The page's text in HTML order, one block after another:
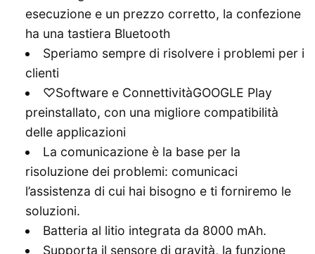
esecuzione e un prezzo corretto, la confezione
ha una tastiera Bluetooth
Speriamo sempre di risolvere i problemi per i
clienti
♡Software e ConnettivitàGOOGLE Play
preinstallato, con una migliore compatibilità
delle applicazioni
La comunicazione è la base per la
risoluzione dei problemi: comunicaci
l’assistenza di cui hai bisogno e ti forniremo le
soluzioni.
Batteria al litio integrata da 8000 mAh.
Supporta il sensore di gravità, la funzione